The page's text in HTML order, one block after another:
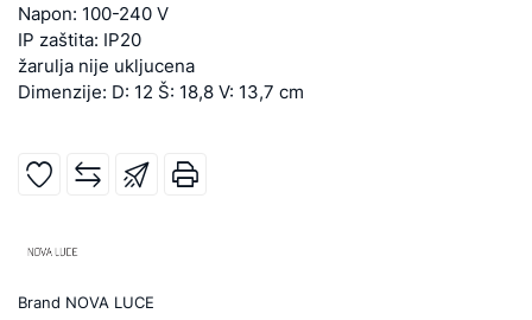
Napon: 100-240 V
IP zaštita: IP20
žarulja nije ukljucena
Dimenzije: D: 12 Š: 18,8 V: 13,7 cm
Brand NOVA LUCE